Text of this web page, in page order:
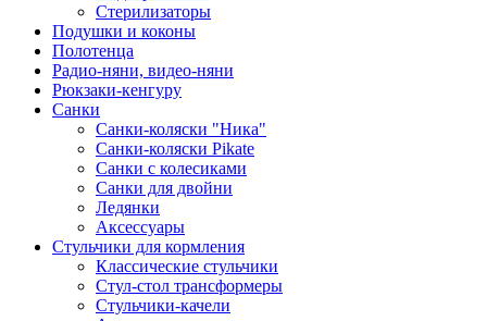
Стерилизаторы
Подушки и коконы
Полотенца
Радио-няни, видео-няни
Рюкзаки-кенгуру
Санки
Санки-коляски "Ника"
Санки-коляски Pikate
Санки с колесиками
Санки для двойни
Ледянки
Аксессуары
Стульчики для кормления
Классические стульчики
Стул-стол трансформеры
Стульчики-качели